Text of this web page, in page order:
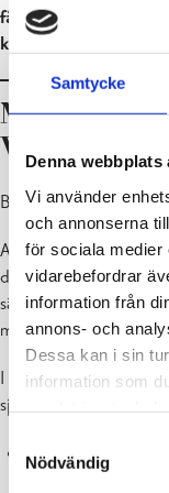
Samtycke
Denna webbplats
Vi använder
och annonserna
för sociala medier
vidarebefordrar
information från
annons- och
Dessa kan i sin
information som
Nödvändig
fås från
kan skrivas ut från
Vesa
Barnets vårdtider
Alla barnets tider
daghemmen planeras
säkerställa god kvalitet
meddelas flera
I CGI Vesa används tre
sjuk.
Frånvarande
=
frånvarande från